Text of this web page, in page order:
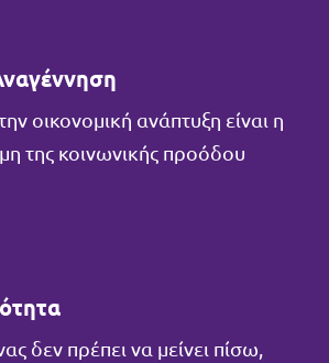
οικονομική ανάπτυξη είναι η
της κοινωνικής προόδου
δεν πρέπει να μείνει πίσω,